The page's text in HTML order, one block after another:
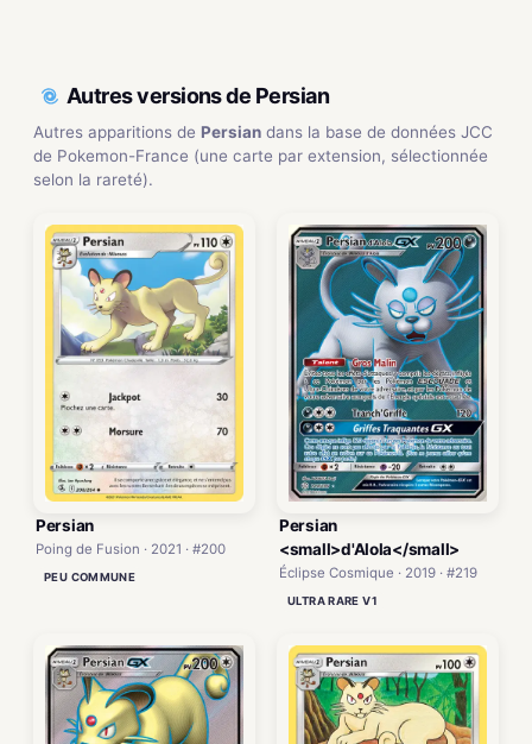
Autres versions de Persian
Autres apparitions de Persian dans la base de données JCC
de Pokemon-France (une carte par extension, sélectionnée
selon la rareté).
Persian
Poing de Fusion · 2021 · #200
PEU COMMUNE
Persian
<small>d'Alola</small>
Éclipse Cosmique · 2019 · #219
ULTRA RARE V1